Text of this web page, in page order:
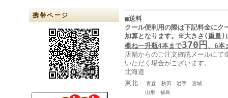
携帯ページ
■送料
クール便利用の際は下記料金にク
加算となります。
※大きさ(重量)
概ね一升瓶4本まで370円、6本
店舗からのご注文確認メールにて
いただく場合がございます。
北海道
東北： 青森 秋田 岩手 宮城
山形 福島